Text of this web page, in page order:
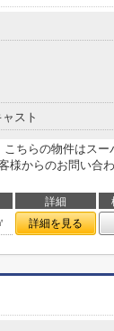
スト
ちらの物件はスー
様からのお問い合わ
詳細
詳細を見る